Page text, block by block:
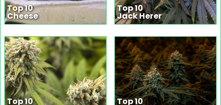
Top 10
Cheese
Top 10
Jack Herer
Top 10 Top 10